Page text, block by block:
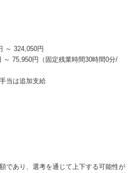
～ 324,050円
～ 75,950円（固定残業時間30時間0分/
当は追加支給
であり、選考を通じて上下する可能性が